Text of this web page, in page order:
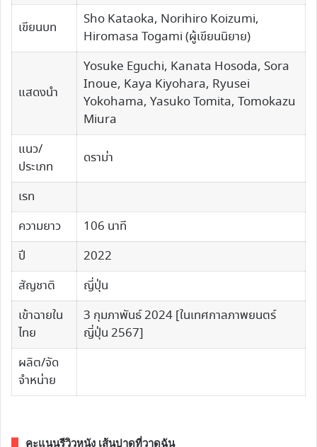
เขียนบท
Sho Kataoka, Norihiro Koizumi,
Hiromasa Togami (ผู้เขียนนิยาย)
แสดงนำ
Yosuke Eguchi, Kanata Hosoda, Sora
Inoue, Kaya Kiyohara, Ryusei
Yokohama, Yasuko Tomita, Tomokazu
Miura
แนว/
ประเภท
ดราม่า
เรท
ความยาว
106 นาที
ปี
2022
สัญชาติ
ญี่ปุ่น
เข้าฉายใน
ไทย
3 กุมภาพันธ์ 2024 [ในเทศกาลภาพยนตร์
ญี่ปุ่น 2567]
ผลิต/จัด
จำหน่าย
คะแนนรีวิวหนัง เส้นปาดที่วาดฉัน